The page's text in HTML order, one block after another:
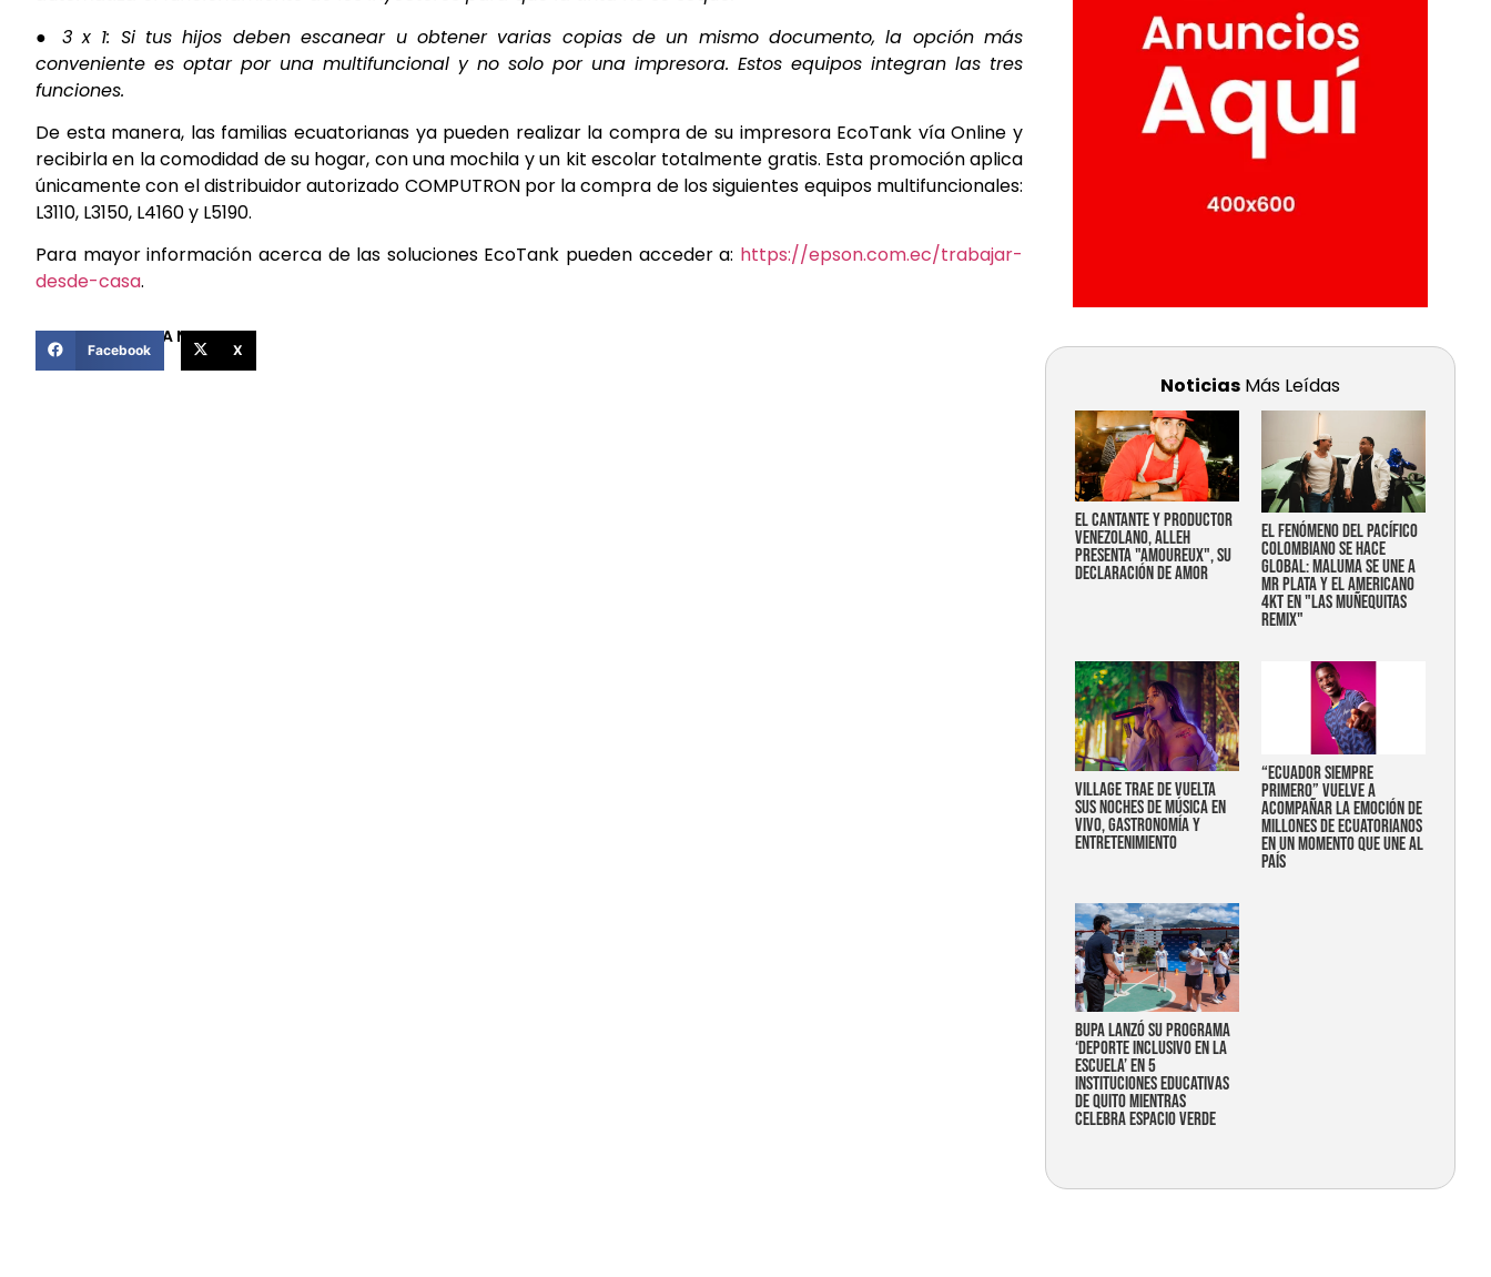
● 3 x 1: Si tus hijos deben escanear u obtener varias copias de un mismo documento, la opción más
conveniente es optar por una multifuncional y no solo por una impresora. Estos equipos integran las tres
funciones.
De esta manera, las familias ecuatorianas ya pueden realizar la compra de su impresora EcoTank vía Online y
recibirla en la comodidad de su hogar, con una mochila y un kit escolar totalmente gratis. Esta promoción aplica
únicamente con el distribuidor autorizado COMPUTRON por la compra de los siguientes equipos multifuncionales:
L3110, L3150, L4160 y L5190.
Para mayor información acerca de las soluciones EcoTank pueden acceder a: https://epson.com.ec/trabajar-
desde-casa.
COMPARTIR ESTA NOTICIA
Facebook X
Noticias Más Leídas
EL CANTANTE Y PRODUCTOR
VENEZOLANO, ALLEH
PRESENTA "AMOUREUX", SU
DECLARACIÓN DE AMOR
EL FENÓMENO DEL PACÍFICO
COLOMBIANO SE HACE
GLOBAL: MALUMA SE UNE A
MR PLATA Y EL AMERICANO
4KT EN "LAS MUÑEQUITAS
REMIX"
Village trae de vuelta
sus noches de música en
vivo, gastronomía y
entretenimiento
“Ecuador siempre
primero” vuelve a
acompañar la emoción de
millones de ecuatorianos
en un momento que une al
país
Bupa lanzó su programa
‘Deporte Inclusivo en la
Escuela’ en 5
instituciones educativas
de Quito mientras
celebra espacio verde